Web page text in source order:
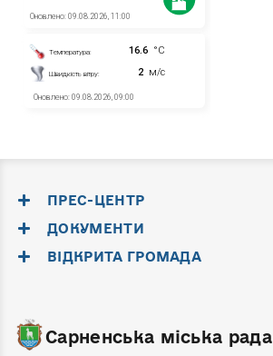
ПРЕС-ЦЕНТР
ДОКУМЕНТИ
ВІДКРИТА ГРОМАДА
Сарненська міська рада